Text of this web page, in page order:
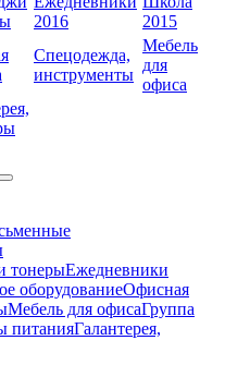
2016
2015
Спецодежда,
инструменты
Мебель
для
офиса
тонерыЕжедневники
оборудованиеОфисная
Мебель для офисаГруппа
питанияГалантерея,